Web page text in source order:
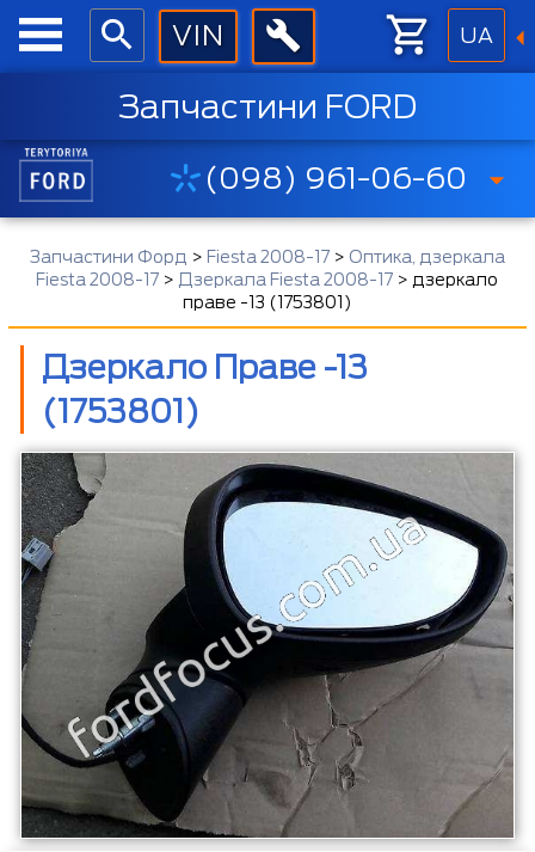
UA
Запчастини FORD
(098) 961-06-60
Запчастини Форд > Fiesta 2008-17> Оптика, дзеркала
Fiesta 2008-17 > Дзеркала Fiesta 2008-17 > дзеркало
праве -13 (1753801)
Дзеркало Праве -13
(1753801)